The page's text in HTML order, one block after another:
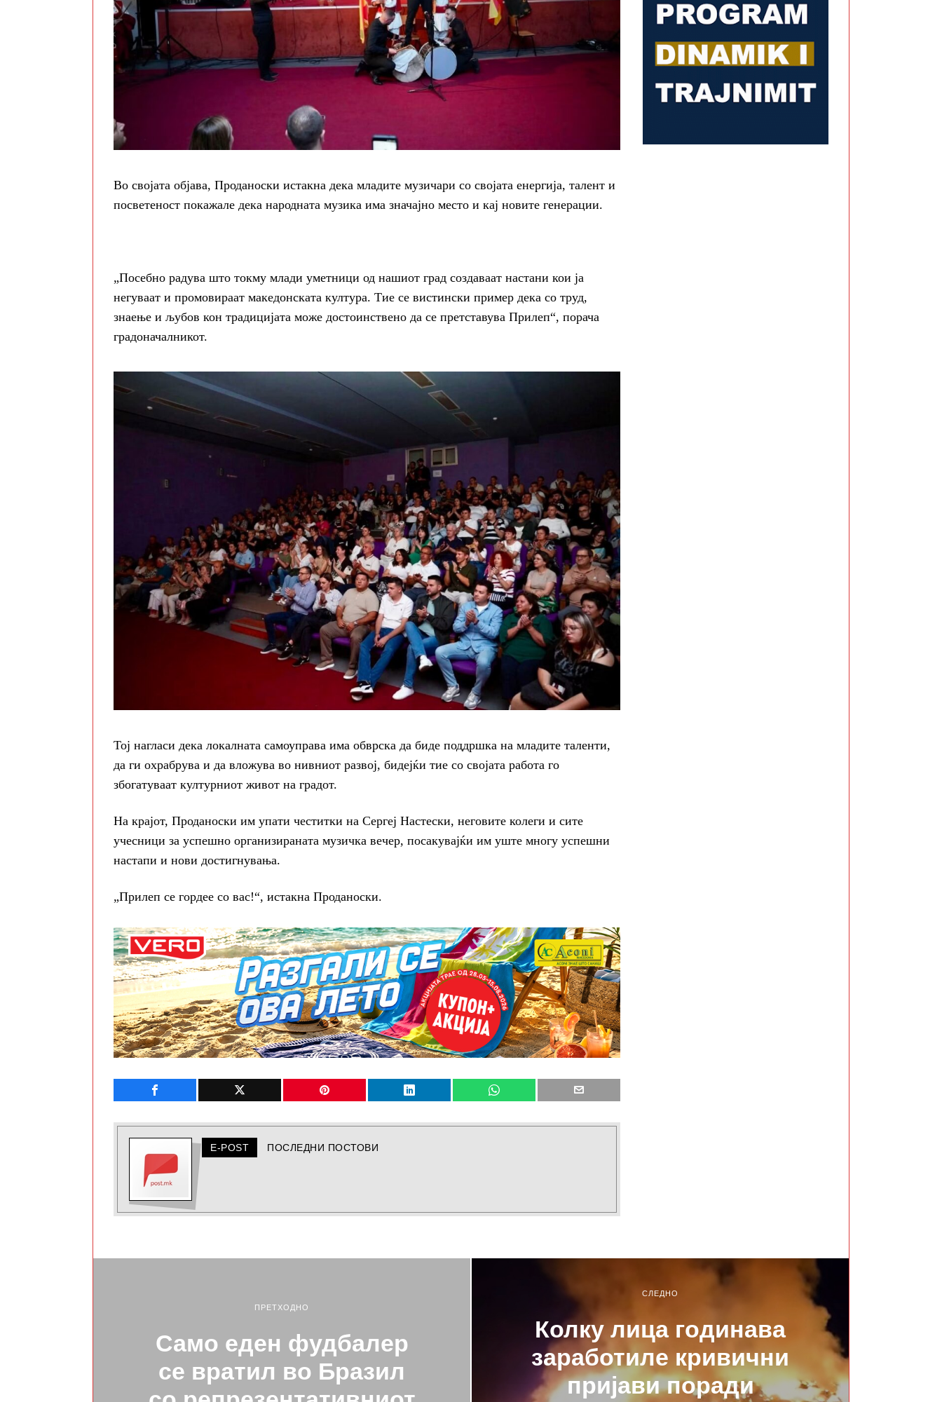
Во својата објава, Проданоски истакна дека младите музичари со својата енергија, талент и
посветеност покажале дека народната музика има значајно место и кај новите генерации.
„Посебно радува што токму млади уметници од нашиот град создаваат настани кои ја
негуваат и промовираат македонската култура. Тие се вистински пример дека со труд,
знаење и љубов кон традицијата може достоинствено да се претставува Прилеп“, порача
градоначалникот.
Тој нагласи дека локалната самоуправа има обврска да биде поддршка на младите таленти,
да ги охрабрува и да вложува во нивниот развој, бидејќи тие со својата работа го
збогатуваат културниот живот на градот.
На крајот, Проданоски им упати честитки на Сергеј Настески, неговите колеги и сите
учесници за успешно организираната музичка вечер, посакувајќи им уште многу успешни
настапи и нови достигнувања.
„Прилеп се гордее со вас!“, истакна Проданоски.
E-POST ПОСЛЕДНИ ПОСТОВИ
ПРЕТХОДНО
Само еден фудбалер
се вратил во Бразил
СЛЕДНО
Колку лица годинава
заработиле кривични
пријави поради